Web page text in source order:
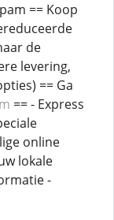
== Koop
de
levering,
== Ga
== - Express
online
lokale
-